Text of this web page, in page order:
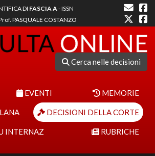
DI FASCIA A- ISSN
PASQUALE COSTANZO
Cerca nelle decisioni
EVENTI MEMORIE
DECISIONI DELLA CORTE
INTERNAZ RUBRICHE